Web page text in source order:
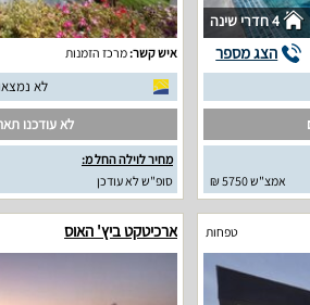
4 חדרי שינה
הצג מספר
אמצ"ש 5750 ₪
איש קשר:מרכז הזמנות
לא
לא עודכנו
מחיר לוילה החל מ:
סופ"ש לא עודכן
טפחות ארכיטקט ביץ' האוס